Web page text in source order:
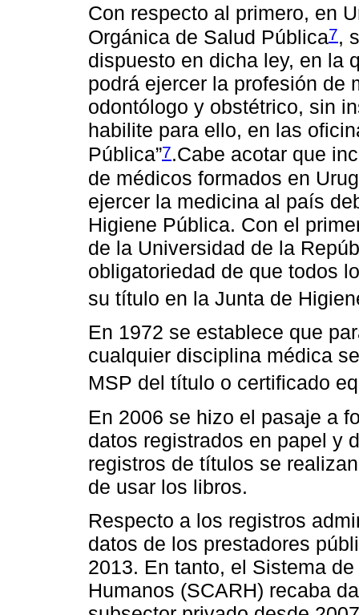
Con respecto al primero, en
Orgánica de Salud Pública7,
dispuesto en dicha ley, en la
podrá ejercer la profesión de
odontólogo y obstétrico, sin
habilite para ello, en las
Pública”7.Cabe acotar que
de médicos formados en
ejercer la medicina al país
Higiene Pública. Con el
de la Universidad de la
obligatoriedad de que todos
su título en la Junta de
En 1972 se establece que
cualquier disciplina médica
MSP del título o certificado
En 2006 se hizo el pasaje a
datos registrados en papel y
registros de títulos se
de usar los libros.
Respecto a los registros
datos de los prestadores
2013. En tanto, el Sistema
Humanos (SCARH) recaba